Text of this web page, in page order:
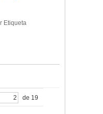
Etiqueta
de 19